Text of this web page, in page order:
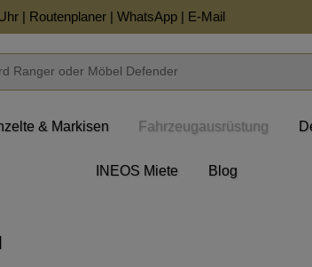
| Routenplaner | WhatsApp | E-Mail
& Markisen Fahrzeugausrüstung
INEOS Miete Blog